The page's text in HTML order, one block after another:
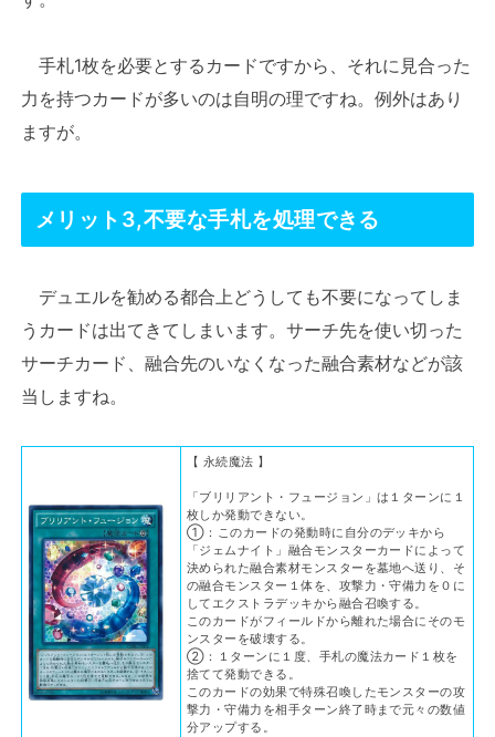
手札1枚を必要とするカードですから、それに見合った
力を持つカードが多いのは自明の理ですね。例外はあり
ますが。
メリット3,不要な手札を処理できる
デュエルを勧める都合上どうしても不要になってしま
うカードは出てきてしまいます。サーチ先を使い切った
サーチカード、融合先のいなくなった融合素材などが該
当しますね。
【 永続魔法 】
「ブリリアント・フュージョン」は１ターンに１
枚しか発動できない。
①：このカードの発動時に自分のデッキから
「ジェムナイト」融合モンスターカードによって
決められた融合素材モンスターを墓地へ送り、そ
の融合モンスター１体を、攻撃力・守備力を０に
してエクストラデッキから融合召喚する。
このカードがフィールドから離れた場合にそのモ
ンスターを破壊する。
②：１ターンに１度、手札の魔法カード１枚を
捨てて発動できる。
このカードの効果で特殊召喚したモンスターの攻
撃力・守備力を相手ターン終了時まで元々の数値
分アップする。